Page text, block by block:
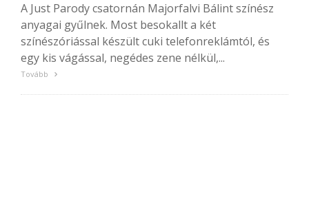
A Just Parody csatornán Majorfalvi Bálint színész
anyagai gyűlnek. Most besokallt a két
színészóriással készült cuki telefonreklámtól, és
egy kis vágással, negédes zene nélkül,...
Tovább